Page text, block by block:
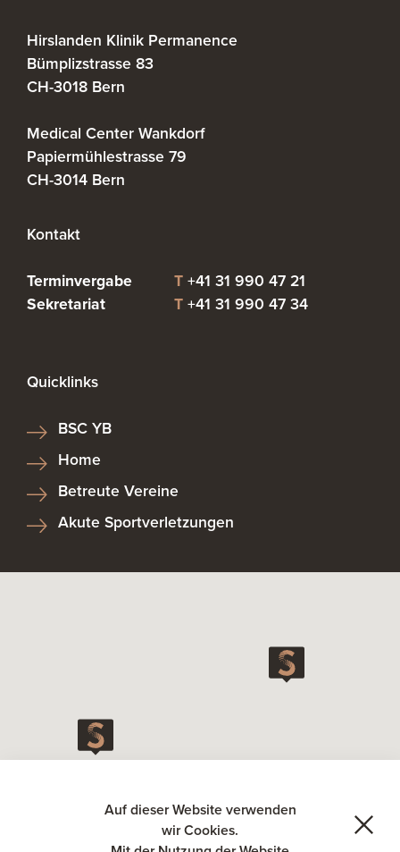
Hirslanden Klinik Permanence
Bümplizstrasse 83
CH-3018 Bern
Medical Center Wankdorf
Papiermühlestrasse 79
Kontakt
Terminvergabe T +41 31 990 47 21
Sekretariat
T +41 31 990 47 34
Quicklinks
BSC YB
Home
Betreute Vereine
Akute Sportverletzungen
Auf dieser Website verwenden
wir Cookies.